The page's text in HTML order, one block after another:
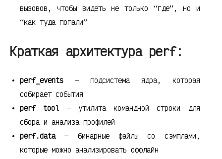
вызовов, чтобы видеть не только “где”, но и
“как туда попали”
Краткая архитектура perf:
perf_events — подсистема ядра, которая
собирает события
perf tool— утилита командной строки для
сбора и анализа профилей
perf.data— бинарные файлы со сэмплами,
которые можно анализировать оффлайн